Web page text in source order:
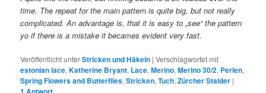
time. The repeat for the main pattern is quite big, but not really
complicated. An advantage is, that it is easy to „see“ the pattern
yo if there is a mistake it becames evident very fast.
Veröffentlicht unterStricken und Häkeln |Verschlagwortet mit
estonian lace,Katherine Bryant, Lace,Merino,Merino 30/2, Perlen,
Spring Flowers and Butterflies,Stricken,Tuch,Zürcher Stalder |